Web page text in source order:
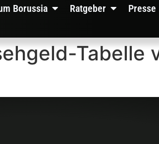
Borussia Ratgeber Presse
Tabelle